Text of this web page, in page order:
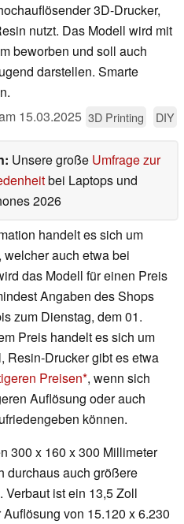
3D-Drucker,
nutzt. Das Modell wird mit
beworben und soll auch
darstellen. Smarte
15.03.2025 3D Printing DIY
Unsere große Umfrage zur
bei Laptops und
2026
handelt es sich um
auch etwa bei
das Modell für einen Preis
Angaben des Shops
zum Dienstag, dem 01.
Preis handelt es sich um
Resin-Drucker gibt es etwa
Preisen , wenn sich
Auflösung oder auch
können.
300 x 160 x 300 Millimeter
durchaus auch größere
ist ein 13,5 Zoll
von 15.120 x 6.230